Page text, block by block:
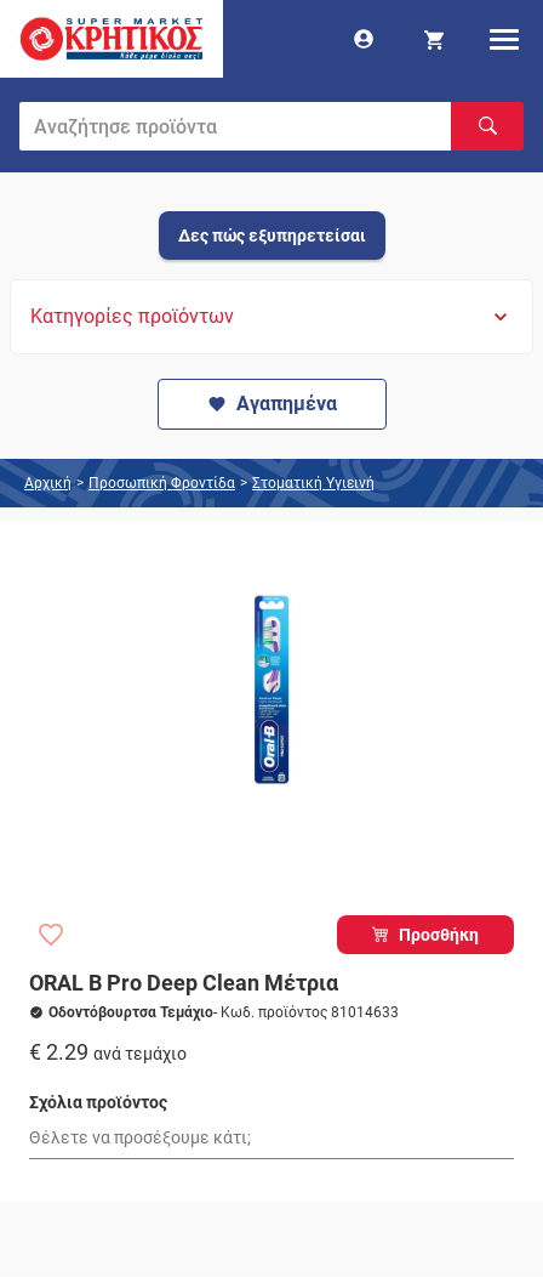
Δες πώς εξυπηρετείσαι
Κατηγορίες προϊόντων
Αγαπημένα
Αρχική > Προσωπική Φροντίδα > Στοματική Υγιεινή
Προσθήκη
ORAL B Pro Deep Clean Μέτρια
Οδοντόβουρτσα Τεμάχιο- Κωδ. προϊόντος 81014633
€ 2.29 ανά τεμάχιο
Σχόλια προϊόντος